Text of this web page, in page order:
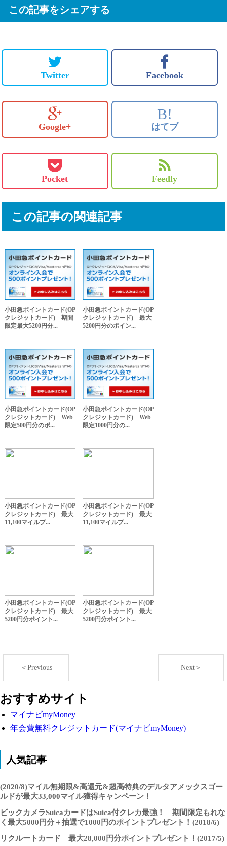
この記事をシェアする
Twitter Facebook
Google+
B!
はてブ
Pocket Feedly
この記事の関連記事
小田急ポイントカード(OP
クレジットカード) 期間
限定最大5200円分...
小田急ポイントカード(OP
クレジットカード) 最大
5200円分のポイン...
小田急ポイントカード(OP
クレジットカード) Web
限定500円分のポ...
小田急ポイントカード(OP
クレジットカード) Web
限定1000円分の...
小田急ポイントカード(OP
クレジットカード) 最大
11,100マイルプ...
小田急ポイントカード(OP
クレジットカード) 最大
11,100マイルプ...
小田急ポイントカード(OP
クレジットカード) 最大
5200円分ポイント...
小田急ポイントカード(OP
クレジットカード) 最大
5200円分ポイント...
＜Previous Next＞
おすすめサイト
マイナビmyMoney
年会費無料クレジットカード(マイナビmyMoney)
人気記事
(2020/8)マイル無期限&高還元&超高特典のデルタアメックスゴー
ルドが最大33,000マイル獲得キャンペーン！
ビックカメラSuicaカードはSuica付クレカ最強！ 期間限定もれな
く最大5000円分＋抽選で1000円のポイントプレゼント！(2018/6)
リクルートカード 最大28,000円分ポイントプレゼント！(2017/5)